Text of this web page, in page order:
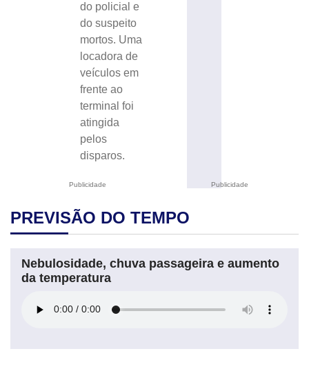
Publicidade
do policial e
do suspeito
mortos. Uma
locadora de
veículos em
frente ao
terminal foi
atingida
pelos
disparos.
Publicidade
PREVISÃO DO TEMPO
Nebulosidade, chuva passageira e aumento
da temperatura